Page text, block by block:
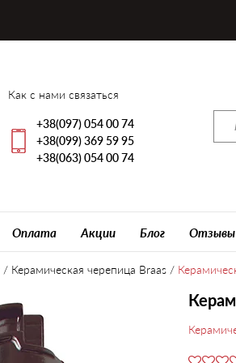
Как с нами связаться
+38(097) 054 00 74
+38(099) 369 59 95
+38(063) 054 00 74
Оплата Акции Блог Отзывы
/ Керамическая черепица Braas /